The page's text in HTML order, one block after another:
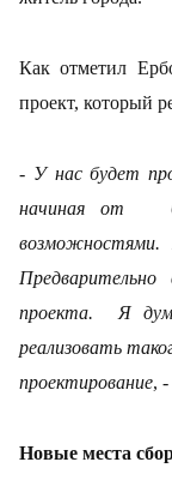
Как отметил
проект, который
- У нас будет
начиная от
проекта. Я
реализовать
проектирование,
Новые места